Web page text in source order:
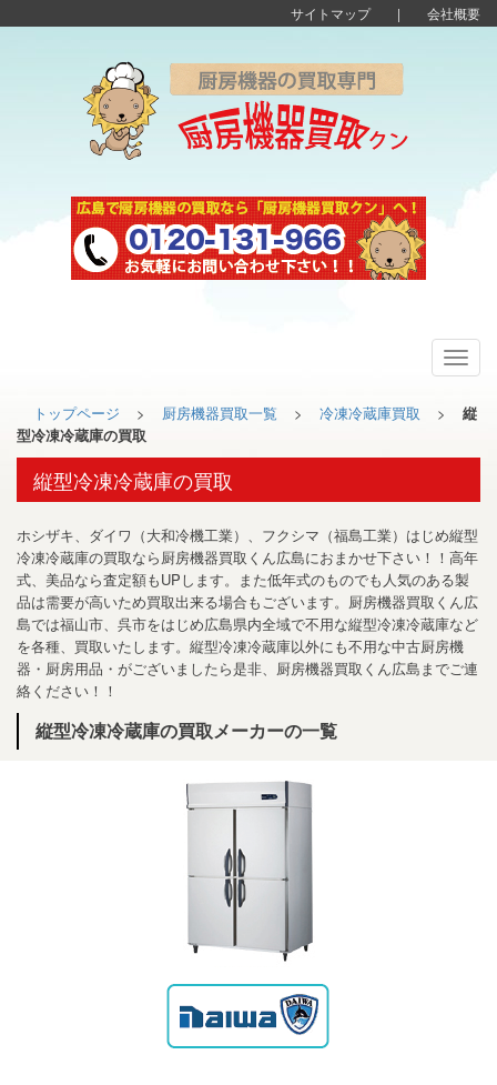
サイトマップ| 会社概要
トップページ > 厨房機器買取一覧 > 冷凍冷蔵庫買取 >
縦
型冷凍冷蔵庫の買取
縦型冷凍冷蔵庫の買取
ホシザキ、ダイワ（大和冷機工業）、フクシマ（福島工業）はじめ縦型
冷凍冷蔵庫の買取なら厨房機器買取くん広島におまかせ下さい！！高年
式、美品なら査定額もUPします。また低年式のものでも人気のある製
品は需要が高いため買取出来る場合もございます。厨房機器買取くん広
島では福山市、呉市をはじめ広島県内全域で不用な縦型冷凍冷蔵庫など
を各種、買取いたします。縦型冷凍冷蔵庫以外にも不用な中古厨房機
器・厨房用品・がございましたら是非、厨房機器買取くん広島までご連
絡ください！！
縦型冷凍冷蔵庫の買取メーカーの一覧